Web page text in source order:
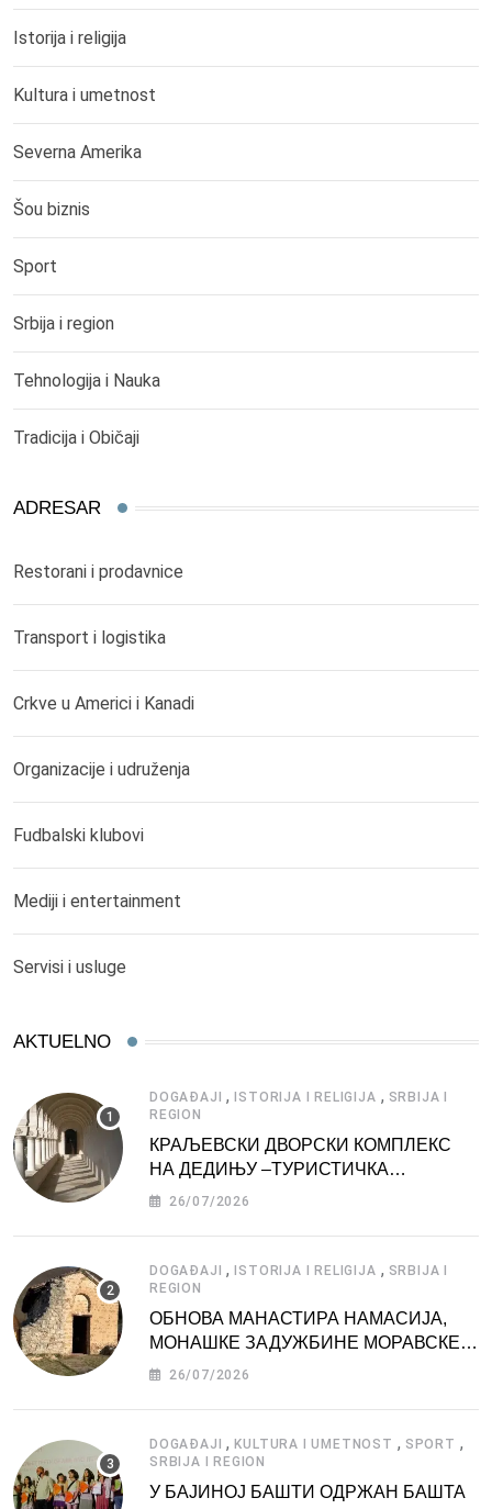
Istorija i religija
Kultura i umetnost
Severna Amerika
Šou biznis
Sport
Srbija i region
Tehnologija i Nauka
Tradicija i Običaji
ADRESAR
Restorani i prodavnice
Transport i logistika
Crkve u Americi i Kanadi
Organizacije i udruženja
Fudbalski klubovi
Mediji i entertainment
Servisi i usluge
AKTUELNO
DOGAĐAJI , ISTORIJA I RELIGIJA , SRBIJA I
REGION
КРАЉЕВСКИ ДВОРСКИ КОМПЛЕКС
НА ДЕДИЊУ –ТУРИСТИЧКА
АТРАКЦИЈА
26/07/2026
DOGAĐAJI , ISTORIJA I RELIGIJA , SRBIJA I
REGION
ОБНОВА МАНАСТИРА НАМАСИЈА,
МОНАШКЕ ЗАДУЖБИНЕ МОРАВСКЕ
СРБИЈЕ
26/07/2026
DOGAĐAJI ,KULTURA I UMETNOST , SPORT ,
SRBIJA I REGION
У БАЈИНОЈ БАШТИ ОДРЖАН БАШТА